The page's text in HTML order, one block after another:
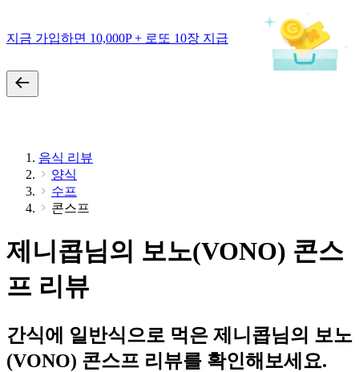
지금 가입하면 10,000P + 로또 10장 지급
음식 리뷰
양식
수프
콘스프
제니콥님의 보노(VONO) 콘스
프 리뷰
간식에 일반식으로 먹은 제니콥님의 보노
(VONO) 콘스프 리뷰를 확인해보세요.